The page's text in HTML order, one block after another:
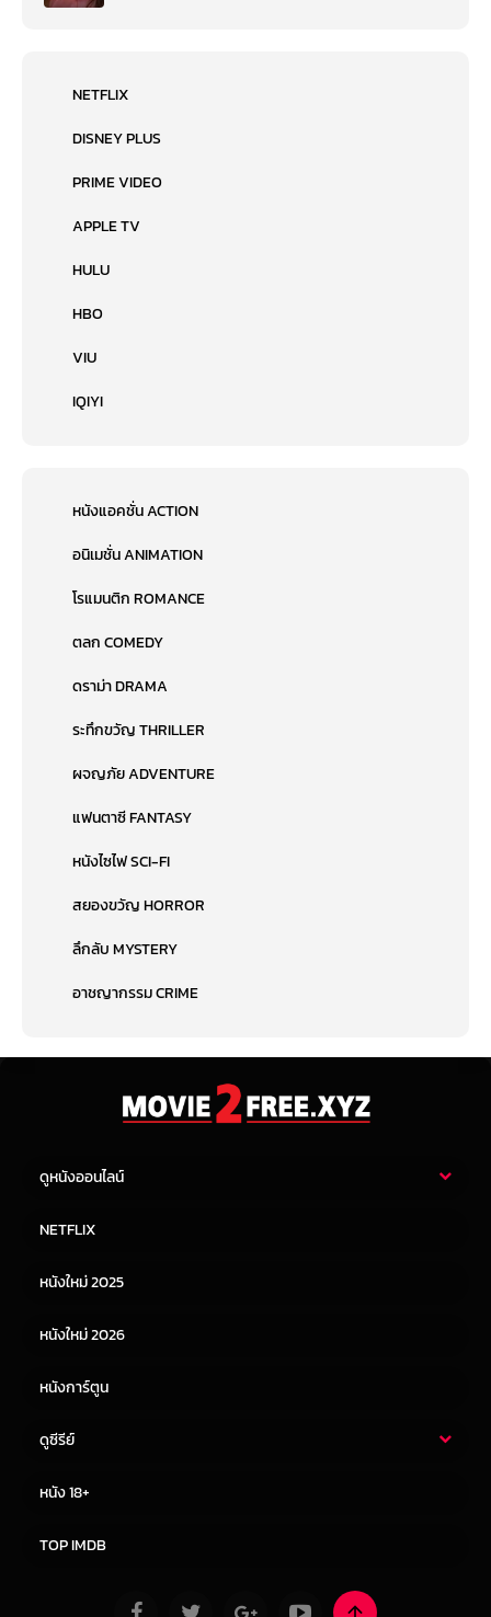
NETFLIX
DISNEY PLUS
PRIME VIDEO
APPLE TV
HULU
HBO
VIU
IQIYI
หนังแอคชั่น ACTION
อนิเมชั่น ANIMATION
โรแมนติก ROMANCE
ตลก COMEDY
ดราม่า DRAMA
ระทึกขวัญ THRILLER
ผจญภัย ADVENTURE
แฟนตาซี FANTASY
หนังไซไฟ SCI-FI
สยองขวัญ HORROR
ลึกลับ MYSTERY
อาชญากรรม CRIME
ดูหนังออนไลน์
หนังจีน
NETFLIX
หนังใหม่ 2025
หนังใหม่ 2026
หนังการ์ตูน
ดูซีรีย์
หนัง 18+
TOP IMDB